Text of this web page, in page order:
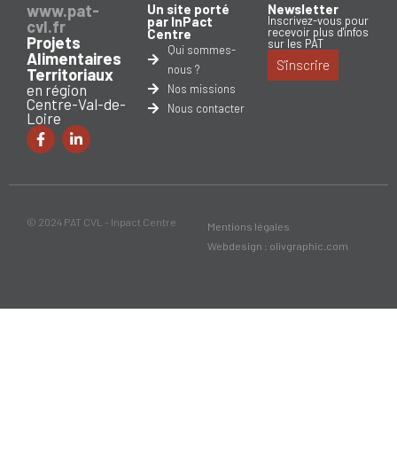
www.pat-
cvl.fr
Projets
Alimentaires
Territoriaux
en région
Centre-Val-de-
Loire
Un site porté
par InPact
Centre
Qui sommes-
nous ?
Nos missions
Nous contacter
Newsletter
Inscrivez-vous pour
recevoir plus d'infos
sur les PAT
S'inscrire
© 2024 PAT CVL - Inpact Centre
Mentions légales
Webdesign : olivgraphic.com